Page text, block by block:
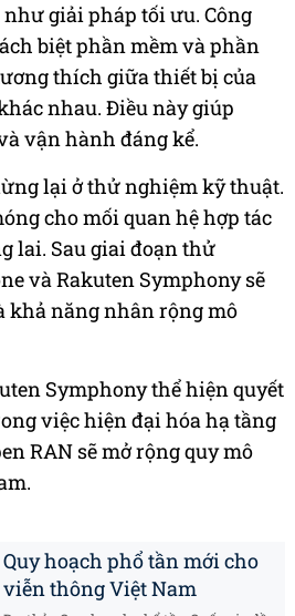
giải pháp tối ưu. Công
biệt phần mềm và phần
thích giữa thiết bị của
nhau. Điều này giúp
vận hành đáng kể.
lại ở thử nghiệm kỹ thuật.
cho mối quan hệ hợp tác
lai. Sau giai đoạn thử
và Rakuten Symphony sẽ
khả năng nhân rộng mô
Symphony thể hiện quyết
việc hiện đại hóa hạ tầng
RAN sẽ mở rộng quy mô
Quy hoạch phổ tần mới cho
viễn thông Việt Nam